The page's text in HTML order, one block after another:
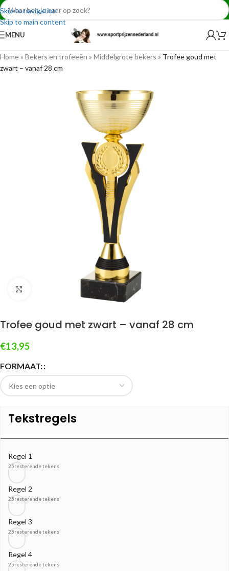
Skip to navigation
Skip to main content
MENU
Home» Bekers en trofeeën » Middelgrote bekers » Trofee goud met
zwart – vanaf 28 cm
Klik om te vergroten
Trofee goud met zwart – vanaf 28 cm
€13,95
FORMAAT:
Tekstregels
Regel 1
25resterende tekens
Regel 2
25resterende tekens
Regel 3
25resterende tekens
Regel 4
25resterende tekens